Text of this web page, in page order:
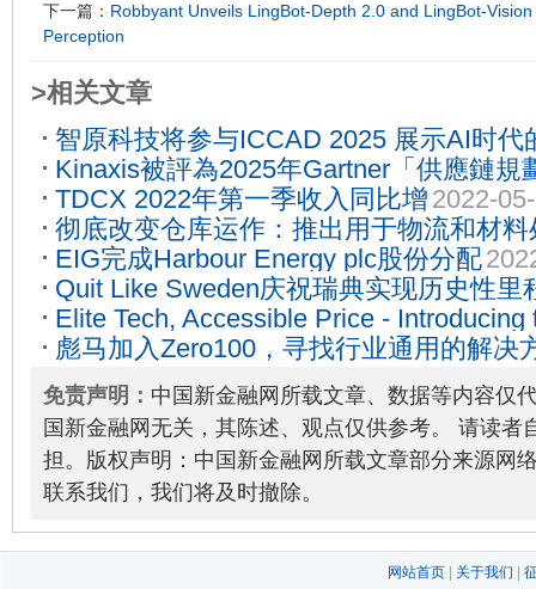
下一篇： Robbyant Unveils LingBot-Depth 2.0 and LingBot-
Perception
>相关文章
智原科技将参与ICCAD 2025 展示AI时代
13
Kinaxis被評為2025年Gartner「供應鏈規
限」領導者，連續第11次獲此殊榮2025-
TDCX 2022年第一季收入同比增 2022-
彻底改变仓库运作：推出用于物流和材
器人2024-10-25
EIG完成Harbour Energy plc股份分配
Quit Like Sweden庆祝瑞典实现历史性里
Elite Tech, Accessible Price - Introducing
Series Mouse and Keyboard for PC
彪马加入Zero100，寻找行业通用的解决
的碳排放2023-02-14
免责声明： 中国新金融网所载文章、数据等内容仅
国新金融网无关，其陈述、观点仅供参考。 请读者
担。版权声明：中国新金融网所载文章部分来源网
联系我们，我们将及时撤除。
网站首页| 关于我们